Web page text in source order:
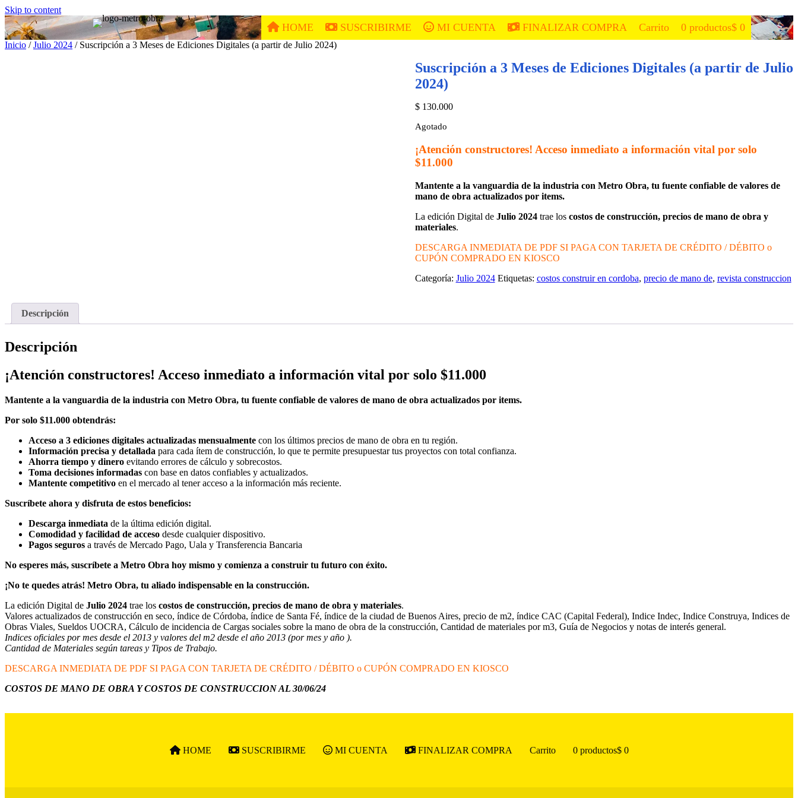
Skip to content
HOME SUSCRIBIRME MI CUENTA FINALIZAR COMPRA Carrito 0 productos$ 0
Inicio /Julio 2024 / Suscripción a 3 Meses de Ediciones Digitales (a partir de Julio 2024)
Suscripción a 3 Meses de Ediciones Digitales (a partir de Julio
2024)
$130.000
Agotado
¡Atención constructores! Acceso inmediato a información vital por solo
$11.000
Mantente a la vanguardia de la industria con Metro Obra, tu fuente confiable de valores de
mano de obra actualizados por items.
La edición Digital de Julio 2024trae los costos de construcción, precios de mano de obra y
materiales.
DESCARGA INMEDIATA DE PDF SI PAGA CON TARJETA DE CRÉDITO / DÉBITO o
CUPÓN COMPRADO EN KIOSCO
Categoría: Julio 2024 Etiquetas: costos construir en cordoba, precio de mano de, revista construccion
Descripción
Descripción
¡Atención constructores! Acceso inmediato a información vital por solo $11.000
Mantente a la vanguardia de la industria con Metro Obra, tu fuente confiable de valores de mano de obra actualizados por items.
Por solo $11.000 obtendrás:
Acceso a 3 ediciones digitales actualizadas mensualmente con los últimos precios de mano de obra en tu región.
Información precisa y detallada para cada ítem de construcción, lo que te permite presupuestar tus proyectos con total confianza.
Ahorra tiempo y dinero evitando errores de cálculo y sobrecostos.
Toma decisiones informadas con base en datos confiables y actualizados.
Mantente competitivo en el mercado al tener acceso a la información más reciente.
Suscríbete ahora y disfruta de estos beneficios:
Descarga inmediata de la última edición digital.
Comodidad y facilidad de acceso desde cualquier dispositivo.
Pagos seguros a través de Mercado Pago, Uala y Transferencia Bancaria
No esperes más, suscríbete a Metro Obra hoy mismo y comienza a construir tu futuro con éxito.
¡No te quedes atrás! Metro Obra, tu aliado indispensable en la construcción.
La edición Digital de Julio 2024 trae los costos de construcción, precios de mano de obra y materiales.
Valores actualizados de construcción en seco, índice de Córdoba, índice de Santa Fé, índice de la ciudad de Buenos Aires, precio de m2, índice CAC (Capital Federal), Indice Indec, Indice Construya, Indices de
Obras Viales, Sueldos UOCRA, Cálculo de incidencia de Cargas sociales sobre la mano de obra de la construcción, Cantidad de materiales por m3, Guía de Negocios y notas de interés general.
Indices oficiales por mes desde el 2013 y valores del m2 desde el año 2013 (por mes y año ).
Cantidad de Materiales según tareas y Tipos de Trabajo.
DESCARGA INMEDIATA DE PDF SI PAGA CON TARJETA DE CRÉDITO / DÉBITO o CUPÓN COMPRADO EN KIOSCO
COSTOS DE MANO DE OBRA Y COSTOS DE CONSTRUCCION AL 30/06/24
HOME SUSCRIBIRME MI CUENTA FINALIZAR COMPRA Carrito 0 productos$ 0